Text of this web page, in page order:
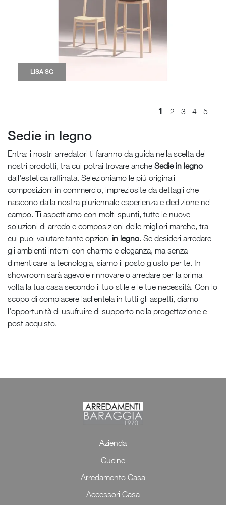
LISA SG
1 2 3 4 5
Sedie in legno
Entra: i nostri arredatori ti faranno da guida nella scelta dei
nostri prodotti, tra cui potrai trovare anche Sedie in legno
dall'estetica raffinata. Selezioniamo le più originali
composizioni in commercio, impreziosite da dettagli che
nascono dalla nostra pluriennale esperienza e dedizione nel
campo. Ti aspettiamo con molti spunti, tutte le nuove
soluzioni di arredo e composizioni delle migliori marche, tra
cui puoi valutare tante opzioni in legno. Se desideri arredare
gli ambienti interni con charme e eleganza, ma senza
dimenticare la tecnologia, siamo il posto giusto per te. In
showroom sarà agevole rinnovare o arredare per la prima
volta la tua casa secondo il tuo stile e le tue necessità. Con lo
scopo di compiacere laclientela in tutti gli aspetti, diamo
l'opportunità di usufruire di supporto nella progettazione e
post acquisto.
Azienda
Cucine
Arredamento Casa
Accessori Casa